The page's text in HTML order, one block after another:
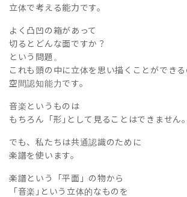
立体で考える能力です。
よく凸凹の箱があって
切るとどんな面ですか？
という問題。
これも頭の中に立体を思い描くことができ
空間認知能力です。
音楽というものは
もちろん「形｣として見ることはできません。
でも、私たちは共通認識のために
楽譜を使います。
楽譜という「平面」の物から
「音楽｣という立体的なものを